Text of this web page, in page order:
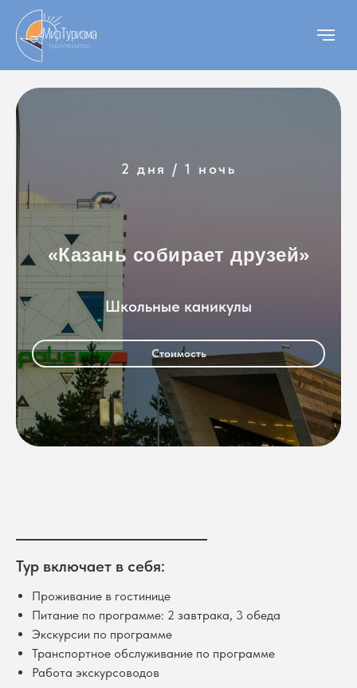
2 дня / 1 ночь
«Казань собирает друзей»
Школьные каникулы
Стоимость
Тур включает в себя:
Проживание в гостинице
Питание по программе: 2 завтрака, 3 обеда
Экскурсии по программе
Транспортное обслуживание по программе
Работа экскурсоводов